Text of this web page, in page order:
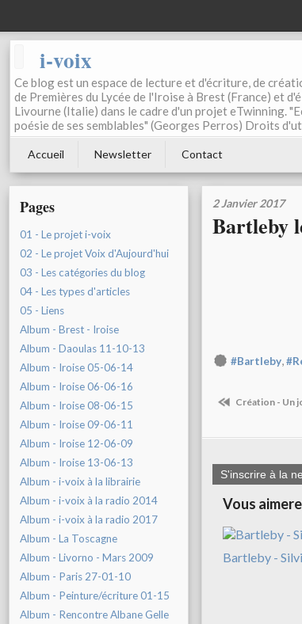
i-voix
Ce blog est un espace de lecture et d'écriture, de
de Premières du Lycée de l'Iroise à Brest (France) et
Livourne (Italie) dans le cadre d'un projet eTwinning.
poésie de ses semblables" (Georges Perros) Droits
Accueil Newsletter Contact
Pages
01 - Le projet i-voix
02 - Le projet Voix d'Aujourd'hui
03 - Les catégories du blog
04 - Les types d'articles
05 - Liens
Album - Brest - Iroise
Album - Daoulas 11-10-13
Album - Iroise 05-06-14
Album - Iroise 06-06-16
Album - Iroise 08-06-15
Album - Iroise 09-06-11
Album - Iroise 12-06-09
Album - Iroise 13-06-13
Album - i-voix à la librairie
Album - i-voix à la radio 2014
Album - i-voix à la radio 2017
Album - La Toscagne
Album - Livorno - Mars 2009
Album - Paris 27-01-10
Album - Peinture/écriture 01-15
Album - Rencontre Albane Gelle
2 Janvier 2017
Bartleby
#Bartleby,
Création - Un
S'inscrire à la
Vous
Bartleby -